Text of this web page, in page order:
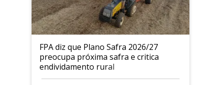
FPA diz que Plano Safra 2026/27
preocupa próxima safra e critica
endividamento rural